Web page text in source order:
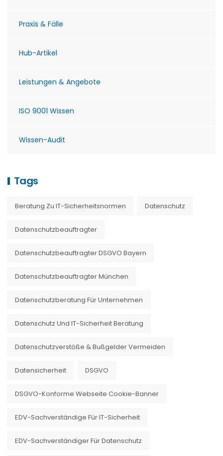
Praxis & Fälle
Hub-Artikel
Leistungen & Angebote
ISO 9001 Wissen
Wissen-Audit
Tags
Beratung Zu IT-Sicherheitsnormen Datenschutz
Datenschutzbeauftragter
Datenschutzbeauftragter DSGVO Bayern
Datenschutzbeauftragter München
Datenschutzberatung Für Unternehmen
Datenschutz Und IT-Sicherheit Beratung
Datenschutzverstöße & Bußgelder Vermeiden
Datensicherheit DSGVO
DSGVO-Konforme Webseite Cookie-Banner
EDV-Sachverständige Für IT-Sicherheit
EDV-Sachverständiger Für Datenschutz